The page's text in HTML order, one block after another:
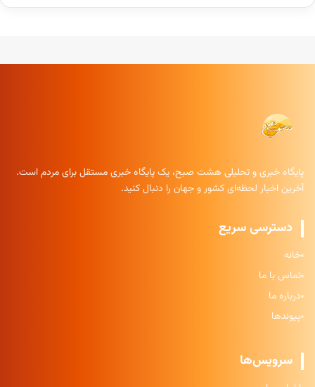
پایگاه خبری و تحلیلی هشت صبح، یک پایگاه خبری مستقل برای مردم است.
آخرین اخبار لحظه‌ای کشور و جهان را دنبال کنید.
دسترسی سریع
خانه
تماس با ما
درباره ما
پیوندها
سرویس‌ها